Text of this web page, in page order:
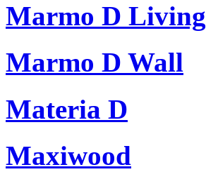
Marmo D Living
Marmo D Wall
Materia D
Maxiwood